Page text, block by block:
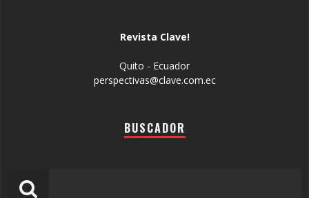
Revista Clave!
Quito - Ecuador
perspectivas@clave.com.ec
BUSCADOR